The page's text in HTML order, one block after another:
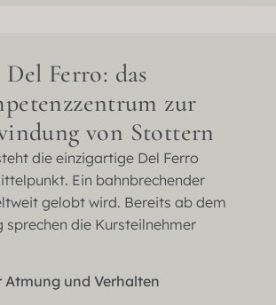
Del Ferro: das
zur
von Stottern
die einzigartige Del Ferro
Ein bahnbrechender
gelobt wird. Bereits ab dem
sprechen die Kursteilnehmer
Atmung und Verhalten